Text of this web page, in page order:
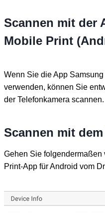
Scannen mit der
Mobile Print
Wenn Sie die App
verwenden, können Sie
der Telefonkamera scannen.
Scannen mit
Gehen Sie folgendermaßen
Print-App für Android vom